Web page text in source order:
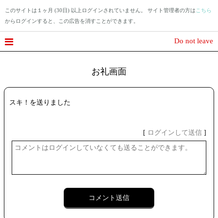
このサイトは１ヶ月 (30日) 以上ログインされていません。 サイト管理者の方は こちら
からログインすると、この広告を消すことができます。
Do not leave
お礼画面
スキ！を送りました
[ ログインして送信 ]
コメント送信